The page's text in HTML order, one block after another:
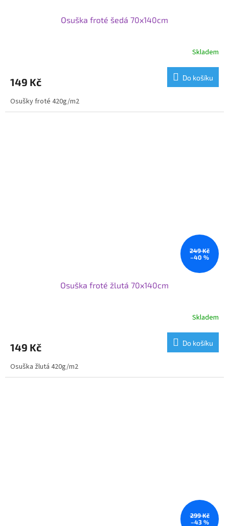
Osuška froté šedá 70x140cm
Skladem
149 Kč Do košíku
Osušky froté 420g/m2
249 Kč
–40 %
Osuška froté žlutá 70x140cm
Skladem
149 Kč Do košíku
Osuška žlutá 420g/m2
299 Kč
–43 %